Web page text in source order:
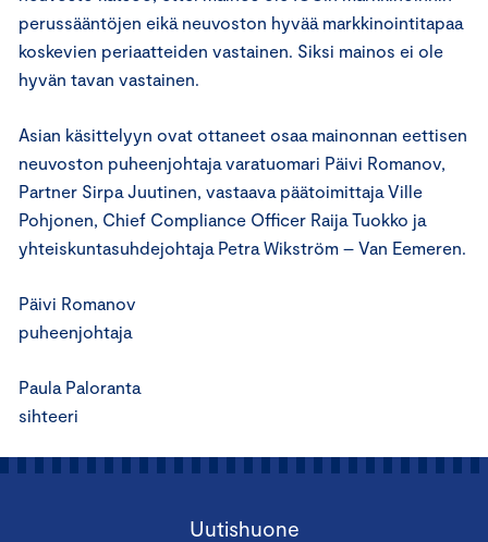
perussääntöjen eikä neuvoston hyvää markkinointitapaa
koskevien periaatteiden vastainen. Siksi mainos ei ole
hyvän tavan vastainen.
Asian käsittelyyn ovat ottaneet osaa mainonnan eettisen
neuvoston puheenjohtaja varatuomari Päivi Romanov,
Partner Sirpa Juutinen, vastaava päätoimittaja Ville
Pohjonen, Chief Compliance Officer Raija Tuokko ja
yhteiskuntasuhdejohtaja Petra Wikström – Van Eemeren.
Päivi Romanov
puheenjohtaja
Paula Paloranta
sihteeri
Uutishuone